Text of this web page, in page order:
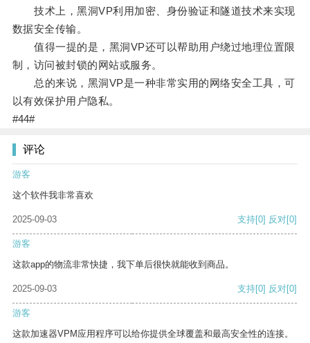
技术上，黑洞VP利用加密、身份验证和隧道技术来实现
数据安全传输。
值得一提的是，黑洞VP还可以帮助用户绕过地理位置限
制，访问被封锁的网站或服务。
总的来说，黑洞VP是一种非常实用的网络安全工具，可
以有效保护用户隐私。
#44#
评论
游客
这个软件我非常喜欢
2025-09-03 支持[0] 反对[0]
游客
这款app的物流非常快捷，我下单后很快就能收到商品。
2025-09-03 支持[0] 反对[0]
游客
这款加速器VPM应用程序可以给你提供全球覆盖和最高安全性的连接。